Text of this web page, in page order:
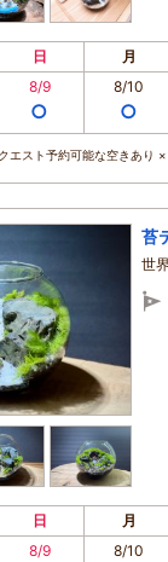
日
月
8/9
○
8/10
○
エスト予約可能な空きあり
苔
世
日
月
8/9 8/10